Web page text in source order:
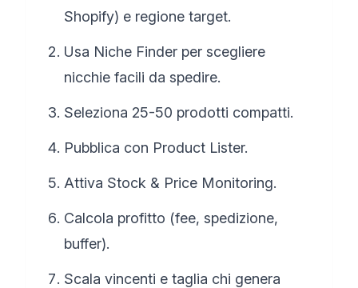
Shopify) e regione target.
Usa Niche Finder per scegliere
nicchie facili da spedire.
Seleziona 25-50 prodotti compatti.
Pubblica con Product Lister.
Attiva Stock & Price Monitoring.
Calcola profitto (fee, spedizione,
buffer).
Scala vincenti e taglia chi genera